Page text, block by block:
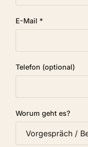
E-Mail *
Telefon (optional)
Worum geht es?